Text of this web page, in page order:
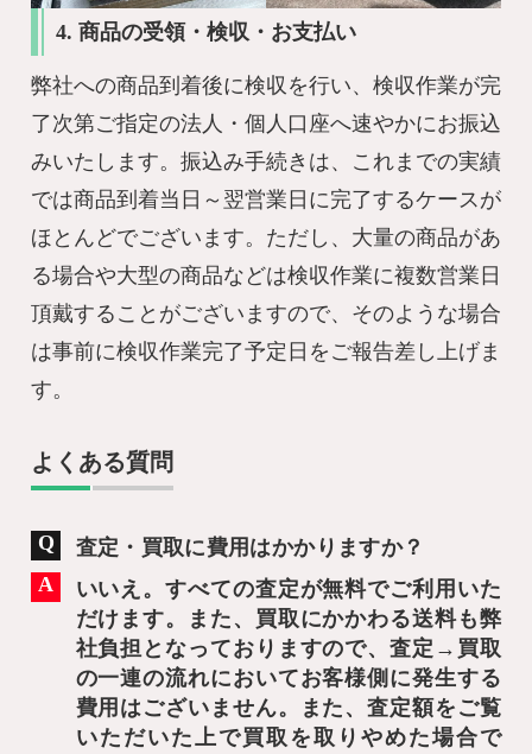
4. 商品の受領・検収・お支払い
弊社への商品到着後に検収を行い、検収作業が完
了次第ご指定の法人・個人口座へ速やかにお振込
みいたします。振込み手続きは、これまでの実績
では商品到着当日～翌営業日に完了するケースが
ほとんどでございます。ただし、大量の商品があ
る場合や大型の商品などは検収作業に複数営業日
頂戴することがございますので、そのような場合
は事前に検収作業完了予定日をご報告差し上げま
す。
よくある質問
査定・買取に費用はかかりますか？
いいえ。すべての査定が無料でご利用いた
だけます。また、買取にかかわる送料も弊
社負担となっておりますので、査定→買取
の一連の流れにおいてお客様側に発生する
費用はございません。また、査定額をご覧
いただいた上で買取を取りやめた場合で